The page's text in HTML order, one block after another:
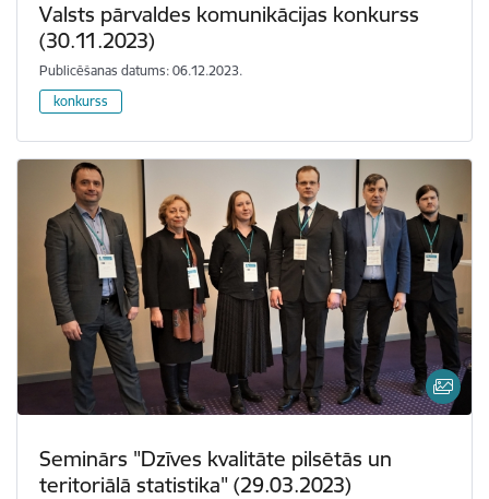
Valsts pārvaldes komunikācijas konkurss
(30.11.2023)
Publicēšanas datums: 06.12.2023.
konkurss
Seminārs "Dzīves kvalitāte pilsētās un
teritoriālā statistika" (29.03.2023)